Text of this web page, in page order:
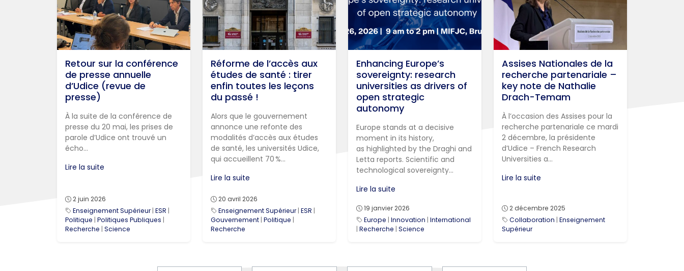
Retour sur la conférence
de presse annuelle
d’Udice (revue de
presse)
À la suite de la conférence de
presse du 20 mai, les prises de
parole d’Udice ont trouvé un
écho...
Lire la suite
2 juin 2026
Enseignement Supérieur| ESR |
Politique | Politiques Publiques |
Recherche | Science
Réforme de l’accès aux
études de santé : tirer
enfin toutes les leçons
du passé !
Alors que le gouvernement
annonce une refonte des
modalités d’accès aux études
de santé, les universités Udice,
qui accueillent 70 %...
Lire la suite
20 avril 2026
Enseignement Supérieur| ESR |
Gouvernement | Politique |
Recherche
Enhancing Europe’s
sovereignty: research
universities as drivers of
open strategic
autonomy
Europe stands at a decisive
moment in its history,
as highlighted by the Draghi and
Letta reports. Scientific and
technological sovereignty...
Lire la suite
19 janvier 2026
Europe | Innovation | International
| Recherche | Science
Assises Nationales de la
recherche partenariale –
key note de Nathalie
Drach-Temam
À l’occasion des Assises pour la
recherche partenariale ce mardi
2 décembre, la présidente
d’Udice – French Research
Universities a...
Lire la suite
2 décembre 2025
Collaboration | Enseignement
Supérieur